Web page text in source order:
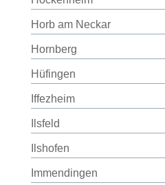
Horb am Neckar
Hornberg
Hüfingen
Iffezheim
Ilsfeld
Ilshofen
Immendingen